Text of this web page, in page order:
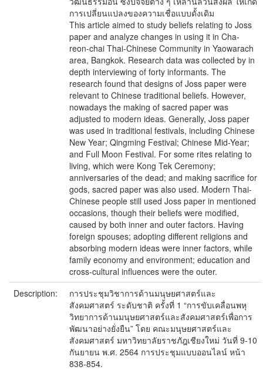
การเปลี่ยนแปลงของความเชื่อแบบดั้งเดิม
This article aimed to study beliefs relating to Joss
paper and analyze changes in using it in Cha-
reon-chai Thai-Chinese Community in Yaowarach
area, Bangkok. Research data was collected by in
depth interviewing of forty informants. The
research found that designs of Joss paper were
relevant to Chinese traditional beliefs. However,
nowadays the making of sacred paper was
adjusted to modern ideas. Generally, Joss paper
was used in traditional festivals, including Chinese
New Year; Qingming Festival; Chinese Mid-Year;
and Full Moon Festival. For some rites relating to
living, which were Kong Tek Ceremony;
anniversaries of the dead; and making sacrifice for
gods, sacred paper was also used. Modern Thai-
Chinese people still used Joss paper in mentioned
occasions, though their beliefs were modified,
caused by both inner and outer factors. Having
foreign spouses; adopting different religions and
absorbing modern ideas were inner factors, while
family economy and environment; education and
cross-cultural influences were the outer.
Description:
การประชุมวิชาการด้านมนุษยศาสตร์และ
สังคมศาสตร์ ระดับชาติ ครั้งที่ 1 “การขับเคลื่อนพหุ
วิทยาการด้านมนุษยศาสตร์และสังคมศาสตร์เพื่อการ
พัฒนาอย่างยั่งยืน” โดย คณะมนุษยศาสตร์และ
สังคมศาสตร์ มหาวิทยาลัยราชภัฎเชียงใหม่ วันที่ 9-10
กันยายน พ.ศ. 2564 การประชุมแบบออนไลน์ หน้า
838-854.